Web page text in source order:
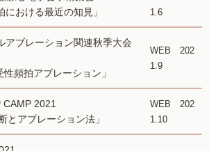
における最近の知見」
1.6
アブレーション関連秋季大会
性頻拍アブレーション」
WEB 202
1.9
2021
とアブレーション法」
WEB 202
1.10